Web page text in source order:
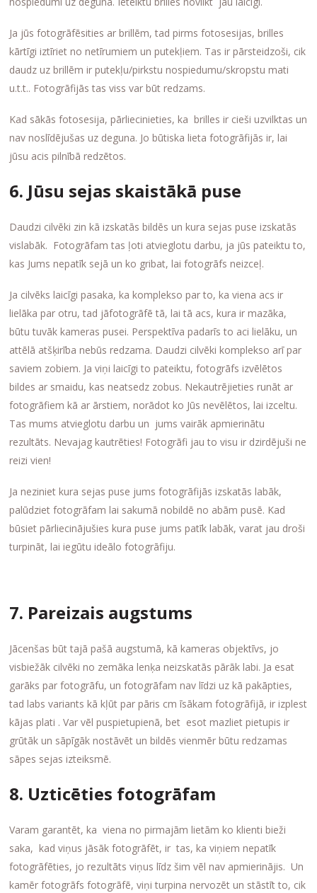
Ja jūs fotogrāfēsities ar brillēm, tad pirms fotosesijas, brilles
kārtīgi iztīriet no netīrumiem un putekļiem. Tas ir pārsteidzoši, cik
daudz uz brillēm ir putekļu/pirkstu nospiedumu/skropstu mati
u.t.t.. Fotogrāfijās tas viss var būt redzams.
Kad sākās fotosesija, pārliecinieties, ka brilles ir cieši uzvilktas un
nav noslīdējušas uz deguna. Jo būtiska lieta fotogrāfijās ir, lai
jūsu acis pilnībā redzētos.
6. Jūsu sejas skaistākā puse
Daudzi cilvēki zin kā izskatās bildēs un kura sejas puse izskatās
vislabāk. Fotogrāfam tas ļoti atvieglotu darbu, ja jūs pateiktu to,
kas Jums nepatīk sejā un ko gribat, lai fotogrāfs neizceļ.
Ja cilvēks laicīgi pasaka, ka komplekso par to, ka viena acs ir
lielāka par otru, tad jāfotogrāfē tā, lai tā acs, kura ir mazāka,
būtu tuvāk kameras pusei. Perspektīva padarīs to aci lielāku, un
attēlā atšķirība nebūs redzama. Daudzi cilvēki komplekso arī par
saviem zobiem. Ja viņi laicīgi to pateiktu, fotogrāfs izvēlētos
bildes ar smaidu, kas neatsedz zobus. Nekautrējieties runāt ar
fotogrāfiem kā ar ārstiem, norādot ko Jūs nevēlētos, lai izceltu.
Tas mums atvieglotu darbu un jums vairāk apmierinātu
rezultāts. Nevajag kautrēties! Fotogrāfi jau to visu ir dzirdējuši ne
reizi vien!
Ja neziniet kura sejas puse jums fotogrāfijās izskatās labāk,
palūdziet fotogrāfam lai sakumā nobildē no abām pusē. Kad
būsiet pārliecinājušies kura puse jums patīk labāk, varat jau droši
turpināt, lai iegūtu ideālo fotogrāfiju.
7. Pareizais augstums
Jācenšas būt tajā pašā augstumā, kā kameras objektīvs, jo
visbiežāk cilvēki no zemāka lenķa neizskatās pārāk labi. Ja esat
garāks par fotogrāfu, un fotogrāfam nav līdzi uz kā pakāpties,
tad labs variants kā kļūt par pāris cm īsākam fotogrāfijā, ir izplest
kājas plati . Var vēl puspietupienā, bet esot mazliet pietupis ir
grūtāk un sāpīgāk nostāvēt un bildēs vienmēr būtu redzamas
sāpes sejas izteiksmē.
8. Uzticēties fotogrāfam
Varam garantēt, ka viena no pirmajām lietām ko klienti bieži
saka, kad viņus jāsāk fotogrāfēt, ir tas, ka viņiem nepatīk
fotogrāfēties, jo rezultāts viņus līdz šim vēl nav apmierinājis. Un
kamēr fotogrāfs fotogrāfē, viņi turpina nervozēt un stāstīt to, cik